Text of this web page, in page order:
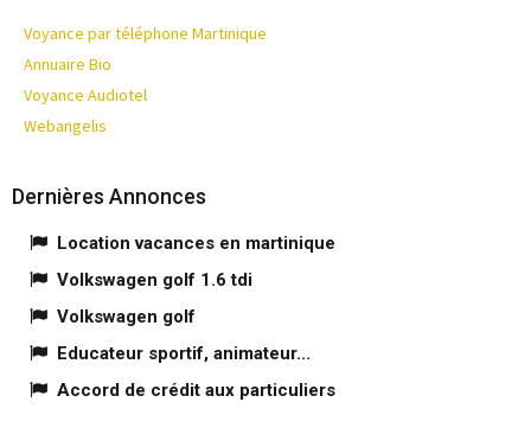
Voyance par téléphone Martinique
Annuaire Bio
Voyance Audiotel
Webangelis
Dernières Annonces
Location vacances en martinique
Volkswagen golf 1.6 tdi
Volkswagen golf
Educateur sportif, animateur...
Accord de crédit aux particuliers